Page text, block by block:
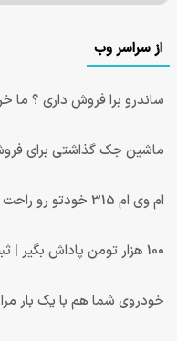
از سراسر وب
ساندرو برا فروش داری ؟ ما
ماشین جک گذاشتی برای
ام وی ام 315 خودتو رو راحت و سریع بفروش
100 هزار تومن پاداش بگیر | ثبت نام کن
خودروی شما هم با یک بار مراجعه به